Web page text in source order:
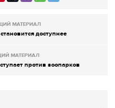
МАТЕРИАЛ
доступнее
МАТЕРИАЛ
против зоопарков